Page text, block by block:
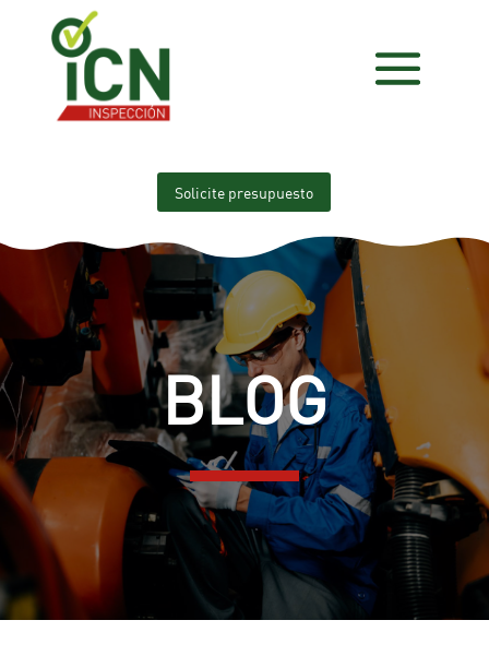
Solicite presupuesto
BLOG